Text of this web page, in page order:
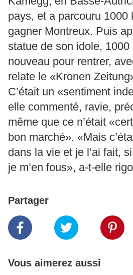
pays, et a parcouru 1000
gagner Montreux. Puis
statue de son idole,
nouveau pour rentrer,
relate le «Kronen
C’était un «sentiment
elle commenté, ravie,
même que ce n’était
bon marché». «Mais
dans la vie et je l’ai fait,
je m’en fous», a-t-elle
Partager
Vous aimerez aussi